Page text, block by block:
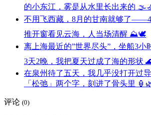
的小东江，雾是从水里长出来的
不用飞西藏，8月的甘南就够了
推开窗看见云海，人当场清醒 ⛰️🕊️
离上海最近的”世界尽头”，坐船3
3天2晚，我把夏天过成了海的形状
在泉州待了五天，我几乎没打开过
「松弛」两个字，刻进了骨头里
评论 (0)